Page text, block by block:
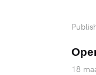
18